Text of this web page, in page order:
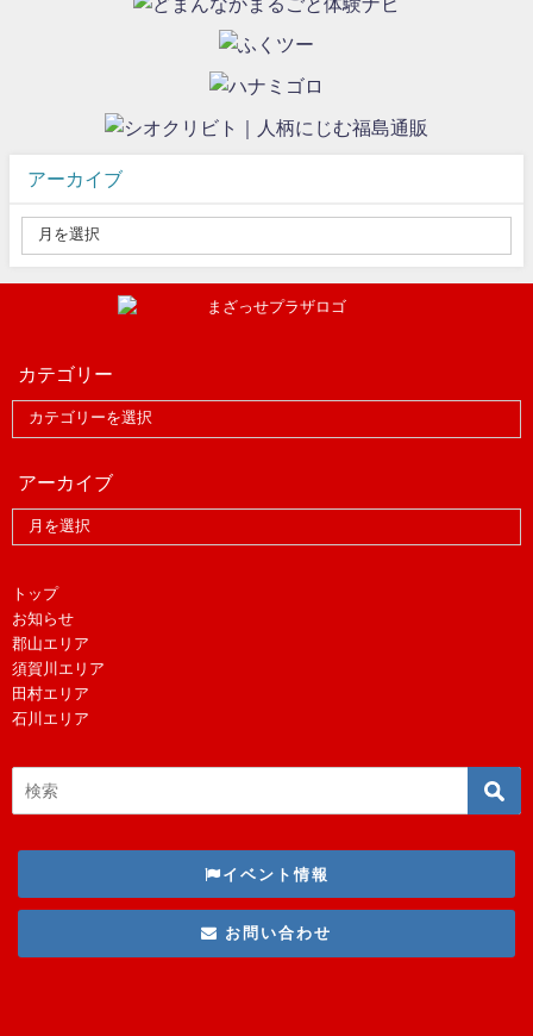
アーカイブ
カテゴリー
アーカイブ
トップ
お知らせ
郡山エリア
須賀川エリア
田村エリア
石川エリア
イベント情報
お問い合わせ